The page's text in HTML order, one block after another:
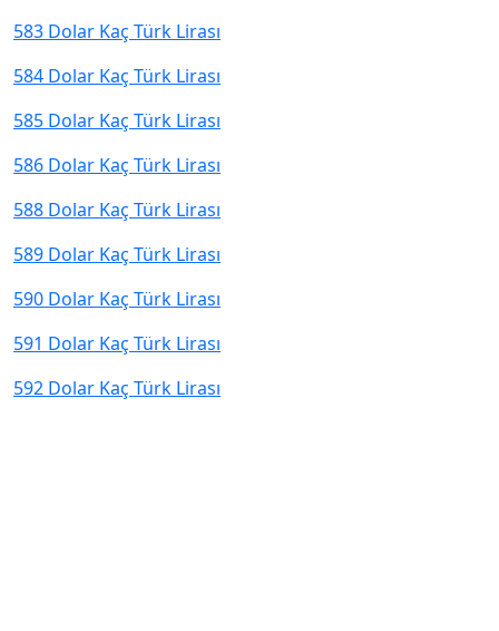
583 Dolar Kaç Türk Lirası
584 Dolar Kaç Türk Lirası
585 Dolar Kaç Türk Lirası
586 Dolar Kaç Türk Lirası
588 Dolar Kaç Türk Lirası
589 Dolar Kaç Türk Lirası
590 Dolar Kaç Türk Lirası
591 Dolar Kaç Türk Lirası
592 Dolar Kaç Türk Lirası